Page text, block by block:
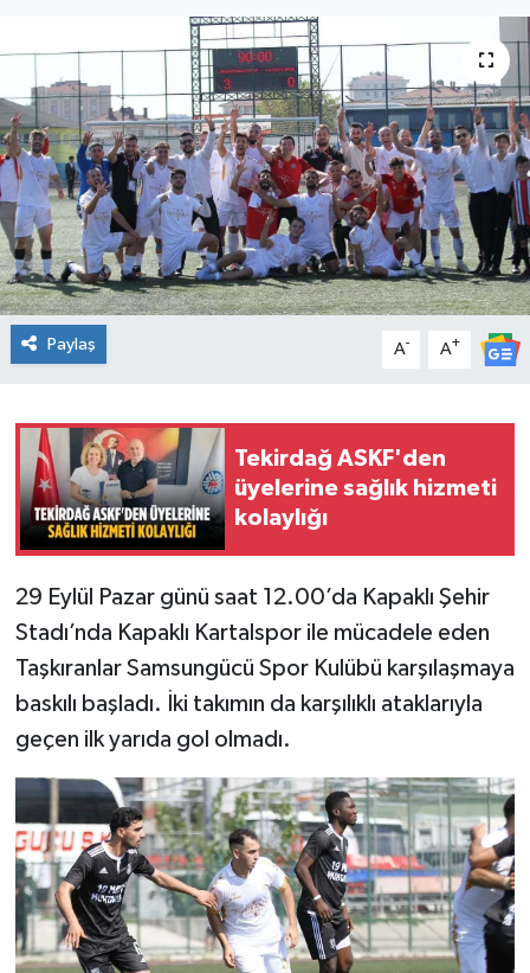
Paylaş A- A+
Tekirdağ ASKF'den
üyelerine sağlık hizmeti
kolaylığı
29 Eylül Pazar günü saat 12.00’da Kapaklı Şehir
Stadı’nda Kapaklı Kartalspor ile mücadele eden
Taşkıranlar Samsungücü Spor Kulübü karşılaşmaya
baskılı başladı. İki takımın da karşılıklı ataklarıyla
geçen ilk yarıda gol olmadı.
Sağlık
Teknoloji
Yaşam